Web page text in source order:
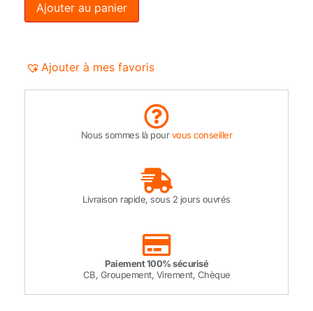
Ajouter au panier
Ajouter à mes favoris
Nous sommes là pourvous conseiller
Livraison rapide, sous 2 jours ouvrés
Paiement 100% sécurisé
CB, Groupement, Virement, Chèque